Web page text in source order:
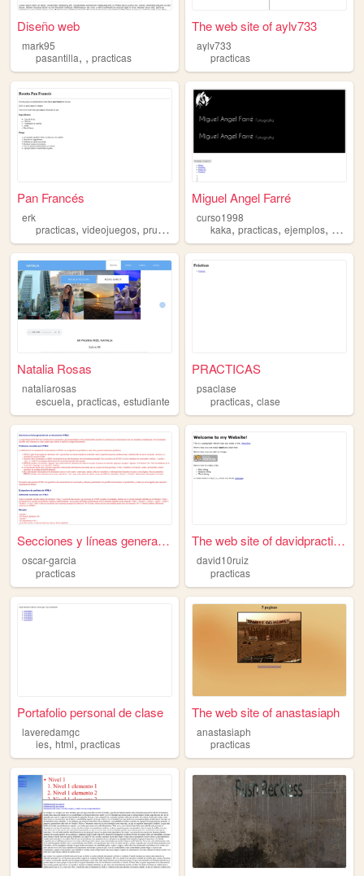
Diseño web
mark95
pasantilla, , practicas
The web site of aylv733
aylv733
practicas
Pan Francés
erk
practicas, videojuegos, pruebas programacion
Miguel Angel Farré
curso1998
kaka,practicas,ejemplos, html
Natalia Rosas
nataliarosas
escuela, practicas, estudiante
PRACTICAS
psaclase
practicas,clase
Secciones y líneas generales...
oscar-garcia
practicas
The web site of davidpractic...
david10ruiz
practicas
Portafolio personal de clase
laveredamgc
ies, html, practicas
The web site of anastasiaph
anastasiaph
practicas